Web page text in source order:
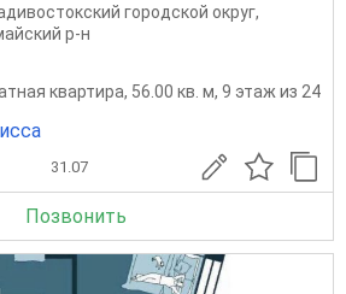
городской округ,
р-н
квартира, 56.00 кв. м, 9 этаж из 24
31.07
Позвонить